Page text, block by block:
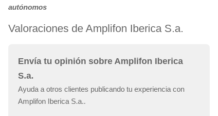
autónomos
Valoraciones de Amplifon Iberica S.a.
Envía tu opinión sobre Amplifon Iberica
S.a.
Ayuda a otros clientes publicando tu experiencia con
Amplifon Iberica S.a..